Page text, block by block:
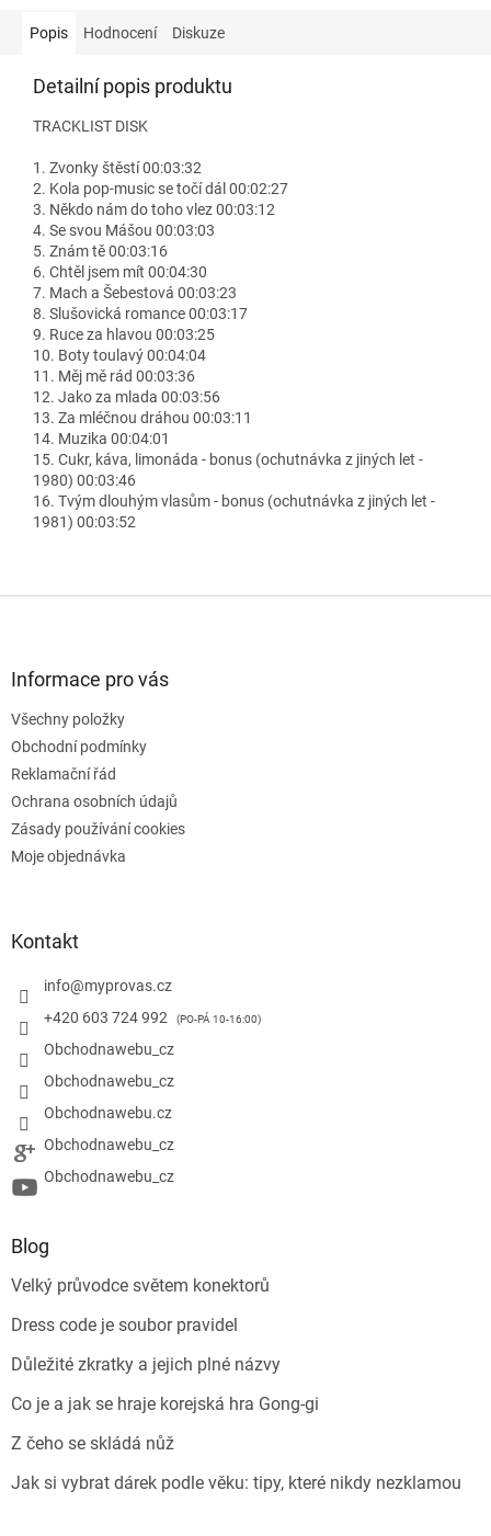
Popis Hodnocení Diskuze
Detailní popis produktu
TRACKLIST DISK
1. Zvonky štěstí 00:03:32
2. Kola pop-music se točí dál 00:02:27
3. Někdo nám do toho vlez 00:03:12
4. Se svou Mášou 00:03:03
5. Znám tě 00:03:16
6. Chtěl jsem mít 00:04:30
7. Mach a Šebestová 00:03:23
8. Slušovická romance 00:03:17
9. Ruce za hlavou 00:03:25
10. Boty toulavý 00:04:04
11. Měj mě rád 00:03:36
12. Jako za mlada 00:03:56
13. Za mléčnou dráhou 00:03:11
14. Muzika 00:04:01
15. Cukr, káva, limonáda - bonus (ochutnávka z jiných let -
1980) 00:03:46
16. Tvým dlouhým vlasům - bonus (ochutnávka z jiných let -
1981) 00:03:52
Informace pro vás
Všechny položky
Obchodní podmínky
Reklamační řád
Ochrana osobních údajů
Zásady používání cookies
Moje objednávka
Kontakt
info@myprovas.cz
+420 603 724 992
Obchodnawebu_cz
Obchodnawebu_cz
Obchodnawebu.cz
Obchodnawebu_cz
Obchodnawebu_cz
Blog
Velký průvodce světem konektorů
Dress code je soubor pravidel
Důležité zkratky a jejich plné názvy
Co je a jak se hraje korejská hra Gong-gi
Z čeho se skládá nůž
Jak si vybrat dárek podle věku: tipy, které nikdy nezklamou